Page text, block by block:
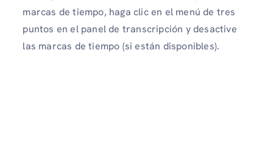
marcas de tiempo, haga clic en el menú de tres
puntos en el panel de transcripción y desactive
las marcas de tiempo (si están disponibles).